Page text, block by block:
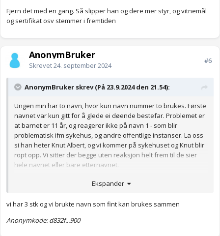
Fjern det med en gang. Så slipper han og dere mer styr, og vitnemål
og sertifikat osv stemmer i fremtiden
AnonymBruker
Skrevet24. september 2024
#6
AnonymBruker skrev (På 23.9.2024 den 21.54):
Ungen min har to navn, hvor kun navn nummer to brukes. Første
navnet var kun gitt for å glede ei døende bestefar. Problemet er
at barnet er 11 år, og reagerer ikke på navn 1 - som blir
problematisk ifm sykehus, og andre offentlige instanser. La oss
si han heter Knut Albert, og vi kommer på sykehuset og Knut blir
ropt opp. Vi sitter der begge uten reaksjon helt frem til de sier
hele navnet eller bare etternavnet.
så står det igjen bare "Knut" på hylla og han føler seg ikke så
velkommen. Jeg gir jo selvfølgelig beskjed på forhånd at vi kun
bruker navn 2.
Ekspander
vi har 3 stk og vi brukte navn som fint kan brukes sammen
Anonymkode: d832f...900